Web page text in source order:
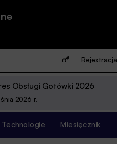
Rejestracja
Obsługi Gotówki 2026
2026 r.
Technologie Miesięcznik